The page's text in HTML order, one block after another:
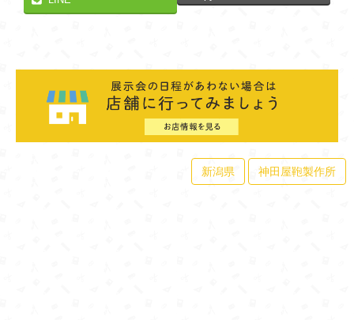
新潟県 神田屋鞄製作所